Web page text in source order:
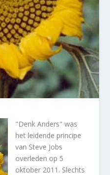
"Denk Anders" was
het leidende principe
van Steve Jobs
overleden op 5
oktober 2011. Slechts